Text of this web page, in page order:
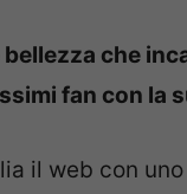
che
fan con la
il web con